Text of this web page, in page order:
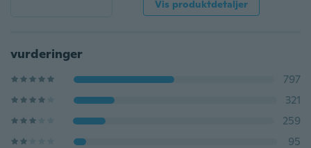
Vis produktdetaljer
vurderinger
797
321
259
95